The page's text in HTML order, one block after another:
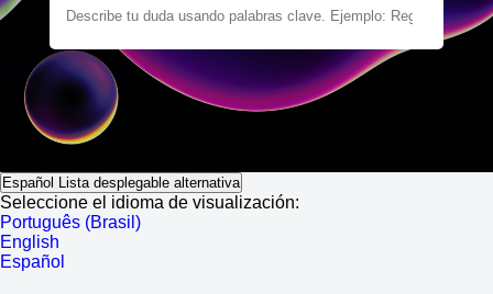
Español Lista desplegable alternativa
Seleccione el idioma de visualización:
Português (Brasil)
English
Español